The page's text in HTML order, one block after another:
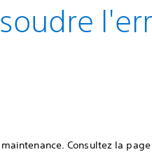
Consultez la